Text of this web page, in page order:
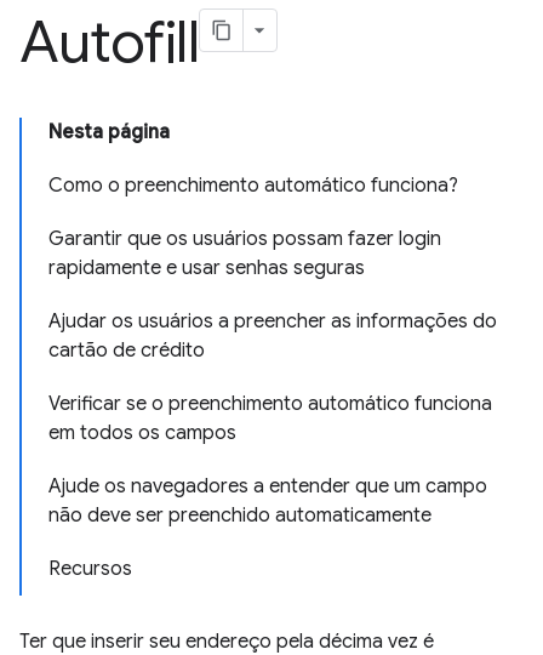
Autofill
Nesta página
Como o preenchimento automático funciona?
Garantir que os usuários possam fazer login
rapidamente e usar senhas seguras
Ajudar os usuários a preencher as informações do
cartão de crédito
Verificar se o preenchimento automático funciona
em todos os campos
Ajude os navegadores a entender que um campo
não deve ser preenchido automaticamente
Recursos
Ter que inserir seu endereço pela décima vez é